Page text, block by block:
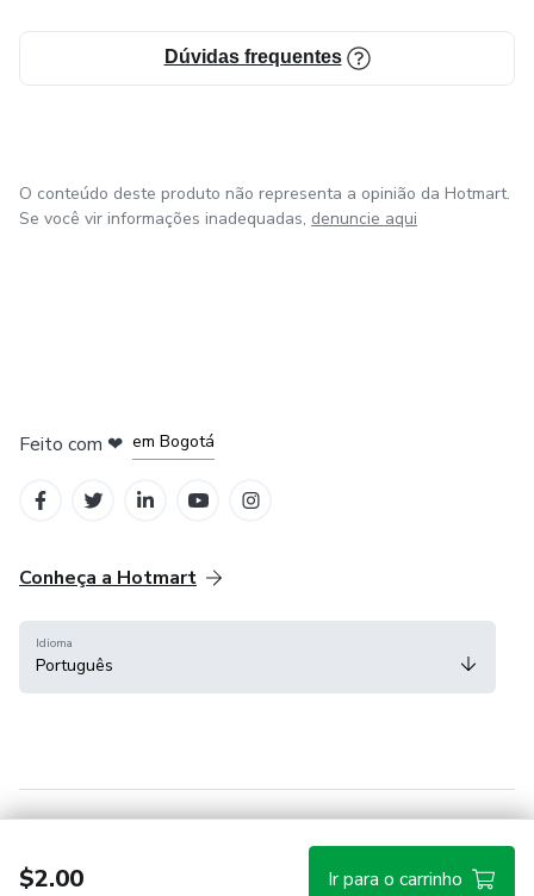
Dúvidas frequentes
$2.00 Ir para o carrinho
O conteúdo deste produto não representa a opinião da Hotmart.
Se você vir informações inadequadas, denuncie aqui
Feito com ❤ em Bogotá
Conheça a Hotmart
Idioma
Português